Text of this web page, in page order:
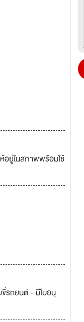
อยู่ในสภาพพร้อมใช้
รถยนต์ - มีใบอนุ